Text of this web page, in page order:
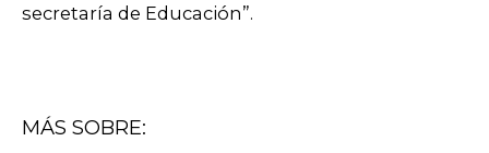
secretaría de Educación”.
MÁS SOBRE: